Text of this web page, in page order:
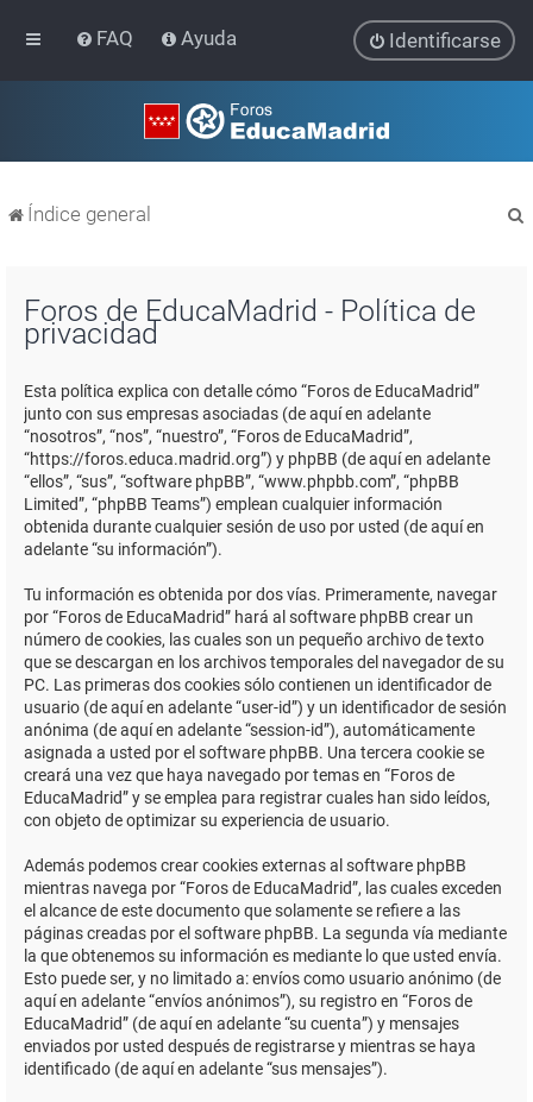
FAQ Ayuda Identificarse
Índice general
Foros de EducaMadrid - Política de
privacidad
Esta política explica con detalle cómo “Foros de EducaMadrid”
junto con sus empresas asociadas (de aquí en adelante
“nosotros”, “nos”, “nuestro”, “Foros de EducaMadrid”,
“https://foros.educa.madrid.org”) y phpBB (de aquí en adelante
“ellos”, “sus”, “software phpBB”, “www.phpbb.com”, “phpBB
Limited”, “phpBB Teams”) emplean cualquier información
obtenida durante cualquier sesión de uso por usted (de aquí en
adelante “su información”).
Tu información es obtenida por dos vías. Primeramente, navegar
por “Foros de EducaMadrid” hará al software phpBB crear un
número de cookies, las cuales son un pequeño archivo de texto
que se descargan en los archivos temporales del navegador de su
PC. Las primeras dos cookies sólo contienen un identificador de
usuario (de aquí en adelante “user-id”) y un identificador de sesión
anónima (de aquí en adelante “session-id”), automáticamente
asignada a usted por el software phpBB. Una tercera cookie se
creará una vez que haya navegado por temas en “Foros de
EducaMadrid” y se emplea para registrar cuales han sido leídos,
con objeto de optimizar su experiencia de usuario.
Además podemos crear cookies externas al software phpBB
mientras navega por “Foros de EducaMadrid”, las cuales exceden
el alcance de este documento que solamente se refiere a las
páginas creadas por el software phpBB. La segunda vía mediante
la que obtenemos su información es mediante lo que usted envía.
Esto puede ser, y no limitado a: envíos como usuario anónimo (de
aquí en adelante “envíos anónimos”), su registro en “Foros de
EducaMadrid” (de aquí en adelante “su cuenta”) y mensajes
enviados por usted después de registrarse y mientras se haya
identificado (de aquí en adelante “sus mensajes”).